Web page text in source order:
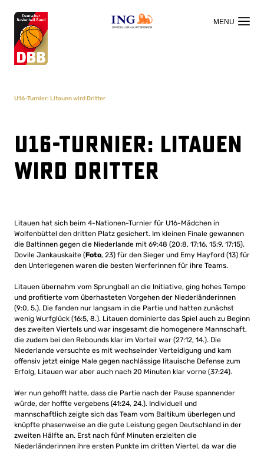
OFFIZIELLER HAUPTSPONSOR
U16-Turnier: Litauen wird Dritter
U16-Turnier: Litauen
wird Dritter
Litauen hat sich beim 4-Nationen-Turnier für U16-Mädchen in
Wolfenbüttel den dritten Platz gesichert. Im kleinen Finale gewannen
die Baltinnen gegen die Niederlande mit 69:48 (20:8, 17:16, 15:9, 17:15).
Dovile Jankauskaite (Foto, 23) für den Sieger und Emy Hayford (13) für
den Unterlegenen waren die besten Werferinnen für ihre Teams.
Litauen übernahm vom Sprungball an die Initiative, ging hohes Tempo
und profitierte vom überhasteten Vorgehen der Niederländerinnen
(9:0, 5.). Die fanden nur langsam in die Partie und hatten zunächst
wenig Wurfglück (16:5, 8.). Litauen dominierte das Spiel auch zu Beginn
des zweiten Viertels und war insgesamt die homogenere Mannschaft,
die zudem bei den Rebounds klar im Vorteil war (27:12, 14.). Die
Niederlande versuchte es mit wechselnder Verteidigung und kam
offensiv jetzt einige Male gegen nachlässige litauische Defense zum
Erfolg, Litauen war aber auch nach 20 Minuten klar vorne (37:24).
Wer nun gehofft hatte, dass die Partie nach der Pause spannender
würde, der hoffte vergebens (41:24, 24.). Individuell und
mannschaftlich zeigte sich das Team vom Baltikum überlegen und
knüpfte phasenweise an die gute Leistung gegen Deutschland in der
zweiten Hälfte an. Erst nach fünf Minuten erzielten die
Niederländerinnen ihre ersten Punkte im dritten Viertel, da war die